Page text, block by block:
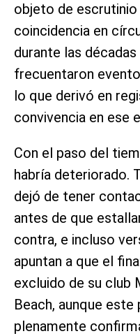
objeto de
coincidencia en
durante las
frecuentaron
lo que derivó en
convivencia en ese
Con el paso del
habría deteriorado.
dejó de tener
antes de que
contra, e incluso
apuntan a que el
excluido de su club
Beach, aunque este
plenamente